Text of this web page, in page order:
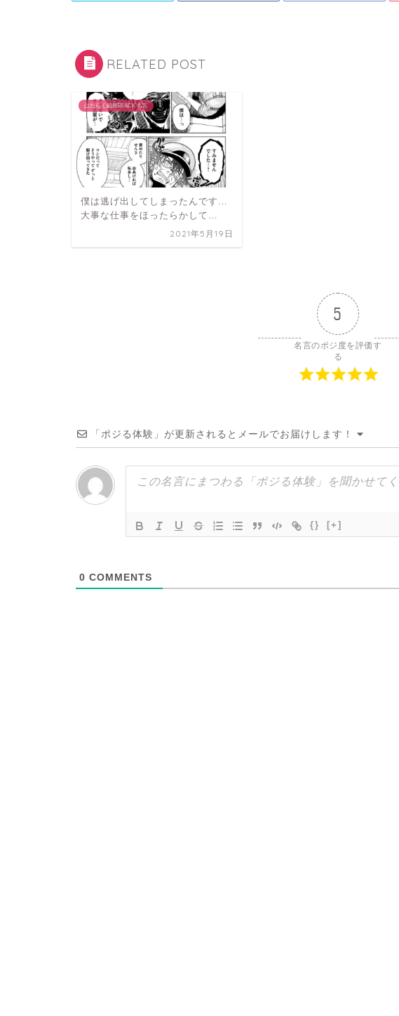
RELATED POST
はたらく細胞BLACK 名言
僕は逃げ出してしまったんです…
大事な仕事をほったらかして…
2021年5月19日
5
名言のポジ度を評価す
る
「ポジる体験」が更新されるとメールでお届けします！
{} [+]
0 COMMENTS